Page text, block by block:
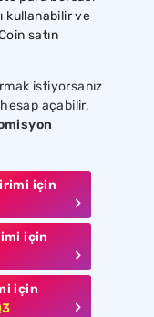
kullanabilir ve
satın
istiyorsanız
açabilir,
için
için
için